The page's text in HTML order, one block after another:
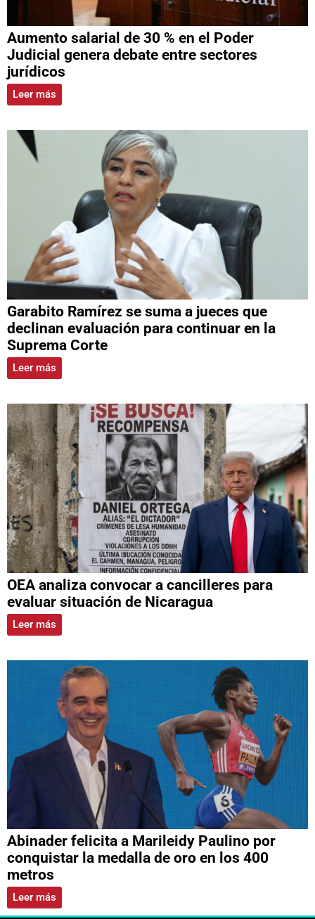
Aumento salarial de 30 % en el Poder
Judicial genera debate entre sectores
jurídicos
Leer más
Garabito Ramírez se suma a jueces que
declinan evaluación para continuar en la
Suprema Corte
Leer más
OEA analiza convocar a cancilleres para
evaluar situación de Nicaragua
Leer más
Abinader felicita a Marileidy Paulino por
conquistar la medalla de oro en los 400
metros
Leer más